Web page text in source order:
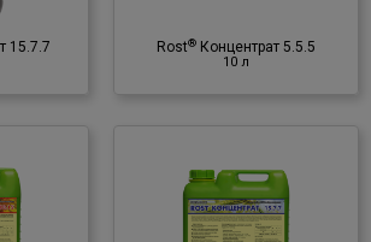
15.7.7 Rost® Концентрат 5.5.5
10 л